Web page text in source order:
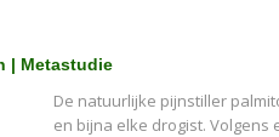
| Metastudie
De natuurlijke pijnstiller
en bijna elke drogist.